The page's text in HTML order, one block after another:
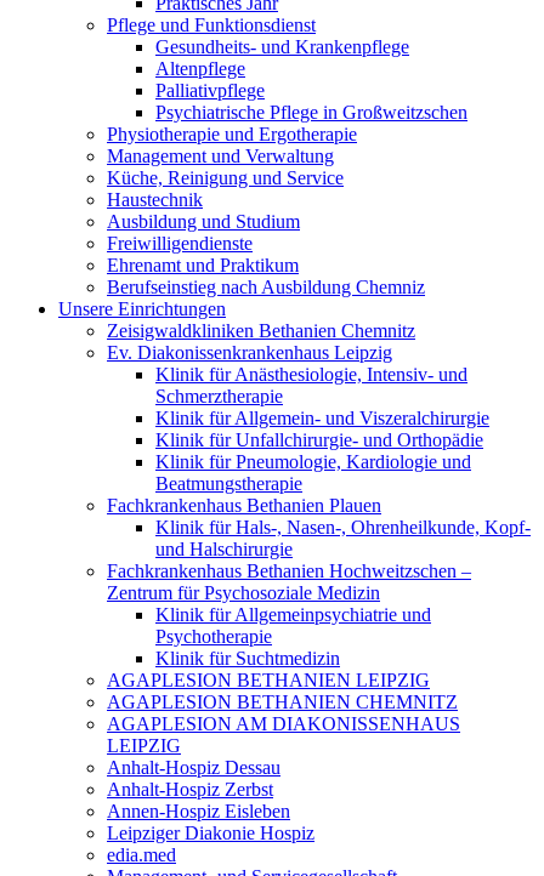
Pflege und Funktionsdienst
Gesundheits- und Krankenpflege
Altenpflege
Palliativpflege
Psychiatrische Pflege in Großweitzschen
Physiotherapie und Ergotherapie
Management und Verwaltung
Küche, Reinigung und Service
Haustechnik
Ausbildung und Studium
Freiwilligendienste
Ehrenamt und Praktikum
Berufseinstieg nach Ausbildung Chemniz
Unsere Einrichtungen
Zeisigwaldkliniken Bethanien Chemnitz
Ev. Diakonissenkrankenhaus Leipzig
Klinik für Anästhesiologie, Intensiv- und
Schmerztherapie
Klinik für Allgemein- und Viszeralchirurgie
Klinik für Unfallchirurgie- und Orthopädie
Klinik für Pneumologie, Kardiologie und
Beatmungstherapie
Fachkrankenhaus Bethanien Plauen
Klinik für Hals-, Nasen-, Ohrenheilkunde, Kopf-
und Halschirurgie
Fachkrankenhaus Bethanien Hochweitzschen –
Zentrum für Psychosoziale Medizin
Klinik für Allgemeinpsychiatrie und
Psychotherapie
Klinik für Suchtmedizin
AGAPLESION BETHANIEN LEIPZIG
AGAPLESION BETHANIEN CHEMNITZ
AGAPLESION AM DIAKONISSENHAUS
LEIPZIG
Anhalt-Hospiz Dessau
Anhalt-Hospiz Zerbst
Annen-Hospiz Eisleben
Leipziger Diakonie Hospiz
edia.med